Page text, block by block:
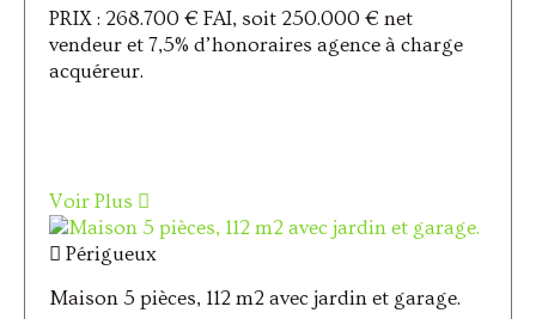
PRIX : 268.700 € FAI, soit 250.000 € net
vendeur et 7,5% d’honoraires agence à charge
acquéreur.
Voir Plus
Périgueux
Maison 5 pièces, 112 m2 avec jardin et garage.